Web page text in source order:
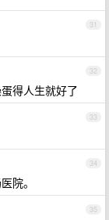
31
32
得人生就好了
33
34
院。
35